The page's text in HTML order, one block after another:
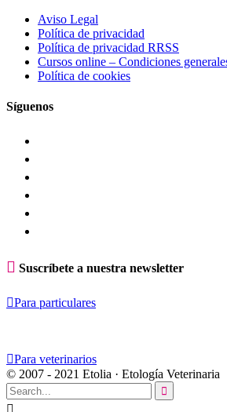
Aviso Legal
Política de privacidad
Política de privacidad RRSS
Cursos online – Condiciones
Política de cookies
Síguenos
 Suscríbete a nuestra newsletter
Para particulares
Para veterinarios
© 2007 - 2021 Etolia · Etología Veterinaria

